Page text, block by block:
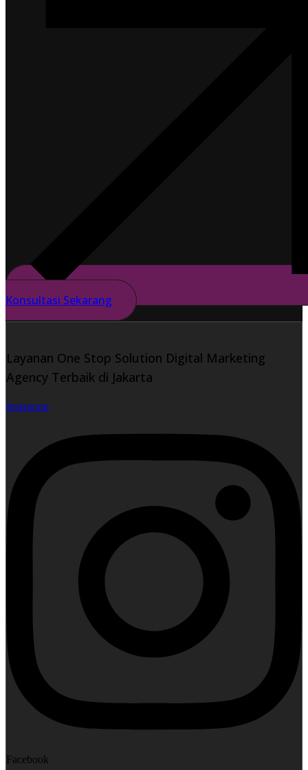
Konsultasi Sekarang
Layanan One Stop Solution Digital Marketing
Agency Terbaik di Jakarta
Instagram
Facebook